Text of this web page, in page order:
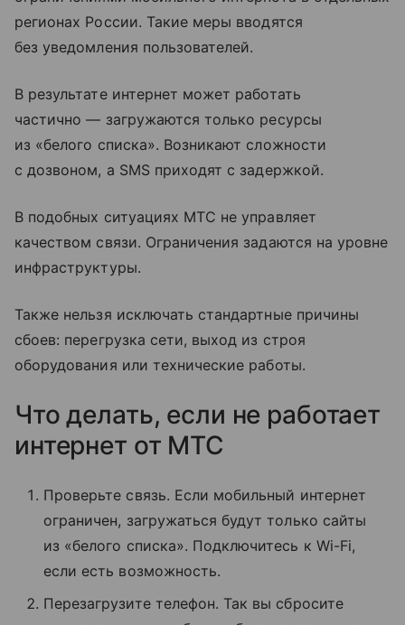
регионах России. Такие меры вводятся
без уведомления пользователей.
В результате интернет может работать
частично — загружаются только ресурсы
из «белого списка». Возникают сложности
с дозвоном, а SMS приходят с задержкой.
В подобных ситуациях МТС не управляет
качеством связи. Ограничения задаются на уровне
инфраструктуры.
Также нельзя исключать стандартные причины
сбоев: перегрузка сети, выход из строя
оборудования или технические работы.
Что делать, если не работает
интернет от МТС
Проверьте связь. Если мобильный интернет
ограничен, загружаться будут только сайты
из «белого списка». Подключитесь к Wi-Fi,
если есть возможность.
Перезагрузите телефон. Так вы сбросите